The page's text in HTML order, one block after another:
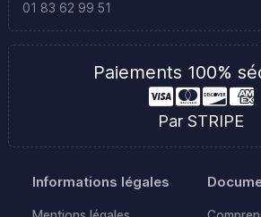
01 83 62 99 51
Paiements 100%
Par STRIPE
Informations légales